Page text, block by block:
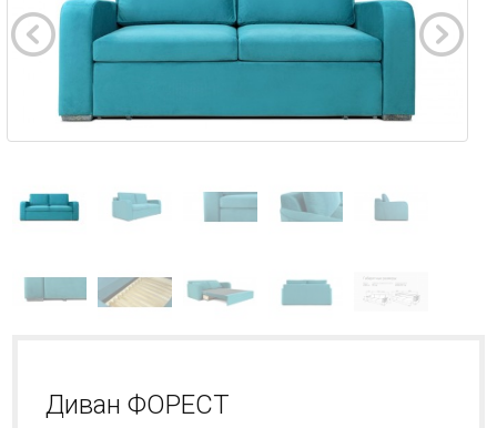
Диван ФОРЕСТ